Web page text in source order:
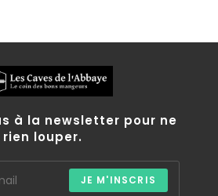
à la newsletter pour ne
rien louper.
JE M'INSCRIS